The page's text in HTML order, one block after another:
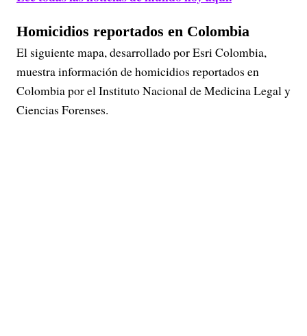
Homicidios reportados en Colombia
El siguiente mapa, desarrollado por Esri Colombia,
muestra información de homicidios reportados en
Colombia por el Instituto Nacional de Medicina Legal y
Ciencias Forenses.